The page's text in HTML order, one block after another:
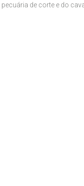
pecuária de corte e do